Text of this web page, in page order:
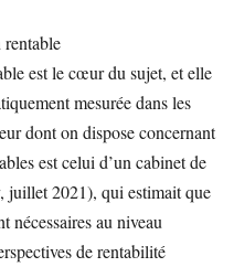
est le cœur du sujet, et elle
mesurée dans les
dont on dispose concernant
est celui d’un cabinet de
2021), qui estimait que
nécessaires au niveau
de rentabilité